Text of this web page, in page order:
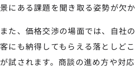
景にある課題を聞き取る姿勢が欠か
また、価格交渉の場面では、自社
客にも納得してもらえる落としど
が試されます。商談の進め方や対